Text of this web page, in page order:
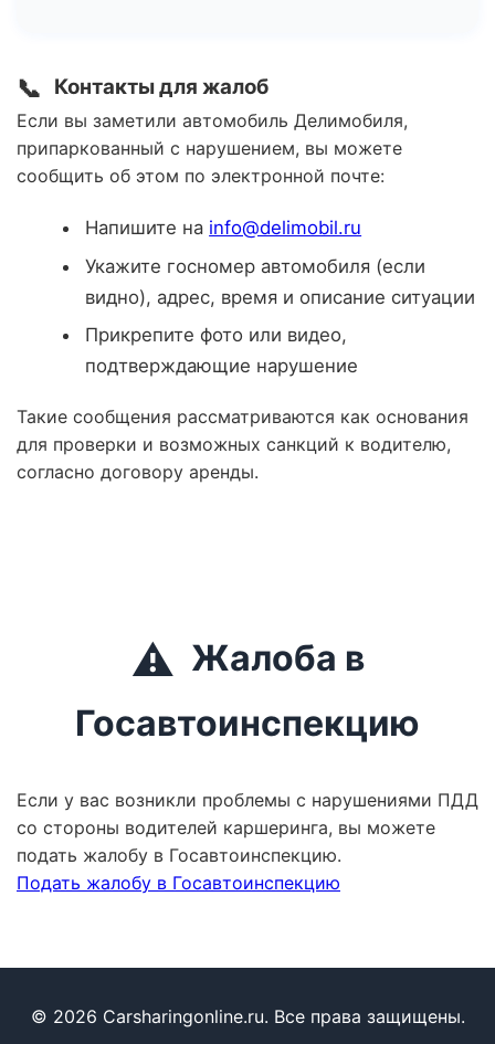
📞 Контакты для жалоб
Если вы заметили автомобиль Делимобиля,
припаркованный с нарушением, вы можете
сообщить об этом по электронной почте:
Напишите на info@delimobil.ru
Укажите госномер автомобиля (если
видно), адрес, время и описание ситуации
Прикрепите фото или видео,
подтверждающие нарушение
Такие сообщения рассматриваются как основания
для проверки и возможных санкций к водителю,
согласно договору аренды.
⚠️ Жалоба в
Госавтоинспекцию
Если у вас возникли проблемы с нарушениями ПДД
со стороны водителей каршеринга, вы можете
подать жалобу в Госавтоинспекцию.
Подать жалобу в Госавтоинспекцию
© 2026 Carsharingonline.ru. Все права защищены.